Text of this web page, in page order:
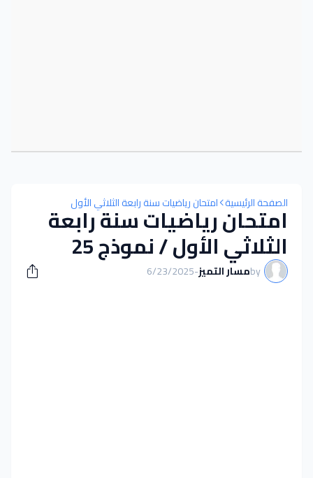
الصفحة الرئيسية امتحان رياضيات سنة رابعة الثلاثي الأول
امتحان رياضيات سنة رابعة
الثلاثي الأول / نموذج 25
byمسار التميز-
6/23/2025